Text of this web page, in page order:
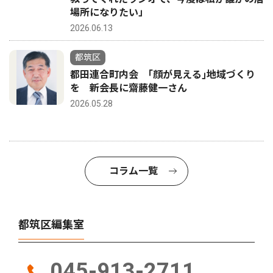
場所になりたい」
2026.06.13
都筑区
都田連合町内会 ｢顔が見える｣地域づくり
を 新会長に齋藤健一さん
2026.05.28
コラム一覧
都筑区編集室